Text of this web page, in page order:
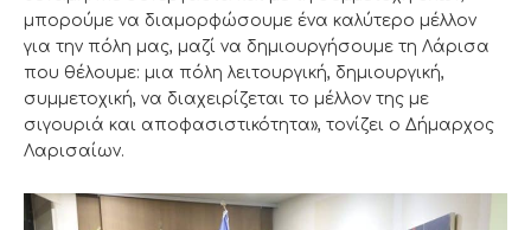
μπορούμε να διαμορφώσουμε ένα καλύτερο μέλλον
για την πόλη μας, μαζί να δημιουργήσουμε τη Λάρισα
που θέλουμε: μια πόλη λειτουργική, δημιουργική,
συμμετοχική, να διαχειρίζεται το μέλλον της με
σιγουριά και αποφασιστικότητα», τονίζει ο Δήμαρχος
Λαρισαίων.